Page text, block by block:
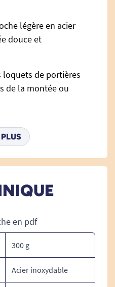
légère en acier
douce et
loquets de portières
de la montée ou
et brise-vitre.
en pdf
300 g
Acier inoxydable